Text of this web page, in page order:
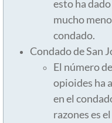
Estadísticas
Opioides en
Resource Library
Harm
esto ha
mucho
condado.
Condado de San
El número
opioides ha
en el
razones es